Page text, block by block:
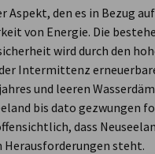
Aspekt, den es in Bezug
von Energie. Die
wird durch den
Intermittenz
und leeren
bis dato
dass
steht.